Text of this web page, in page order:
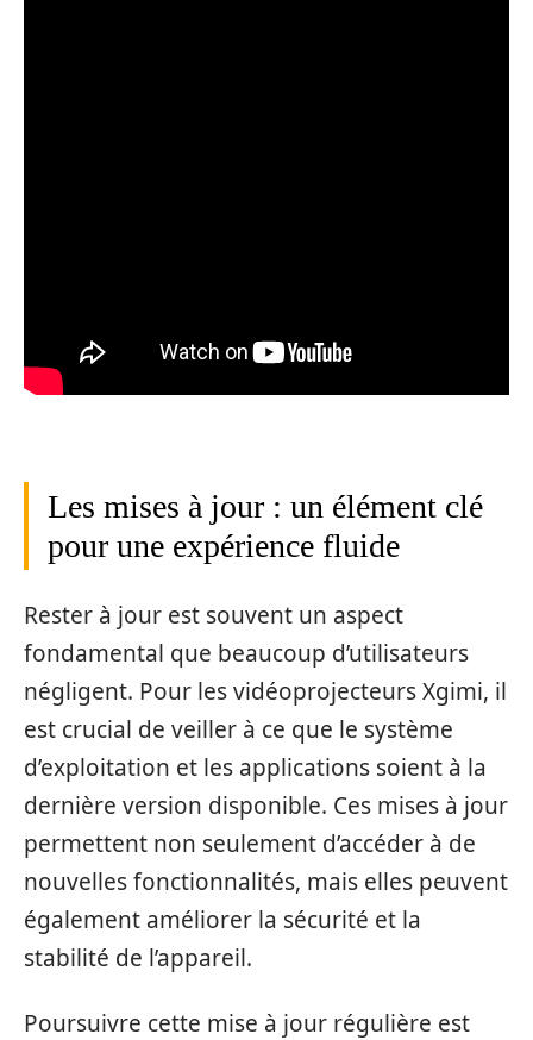
Les mises à jour : un élément clé
pour une expérience fluide
Rester à jour est souvent un aspect
fondamental que beaucoup d’utilisateurs
négligent. Pour les vidéoprojecteurs Xgimi, il
est crucial de veiller à ce que le système
d’exploitation et les applications soient à la
dernière version disponible. Ces mises à jour
permettent non seulement d’accéder à de
nouvelles fonctionnalités, mais elles peuvent
également améliorer la sécurité et la
stabilité de l’appareil.
Poursuivre cette mise à jour régulière est